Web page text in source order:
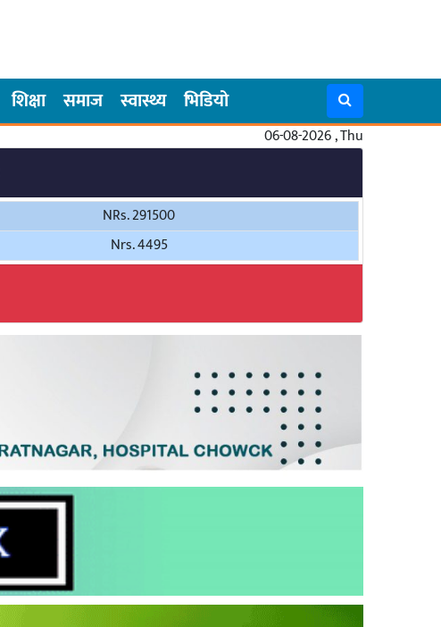
शिक्षा समाज स्वास्थ्य भिडियो
06-08-2026 , Thu
NRs. 291500
Nrs. 4495